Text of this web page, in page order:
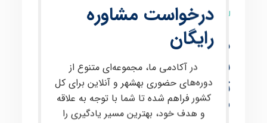
10 نظر
دوره حضوری فارکس در
بابل آموزش صفر تا صد
ترید حرفه‌ای با پشتیبانی
VIP
درخواست مشاوره
رایگان
در آکادمی ما، مجموعه‌ای متنوع از
دوره‌های حضوری بهشهر و آنلاین برای کل
کشور فراهم شده تا شما با توجه به علاقه
و هدف خود، بهترین مسیر یادگیری را